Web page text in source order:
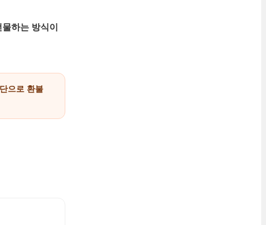
하는 방식이
으로 환불